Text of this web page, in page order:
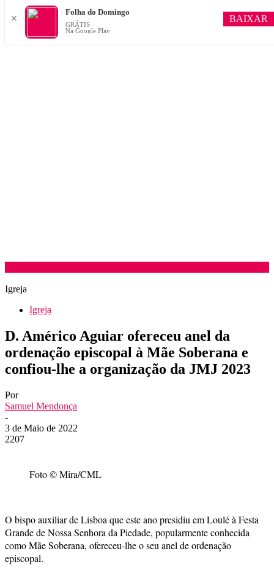
Igreja
Igreja
D. Américo Aguiar ofereceu anel da
ordenação episcopal à Mãe Soberana e
confiou-lhe a organização da JMJ 2023
Por
Samuel Mendonça
-
3 de Maio de 2022
2207
Foto © Mira/CML
O bispo auxiliar de Lisboa que este ano presidiu em Loulé à Festa
Grande de Nossa Senhora da Piedade, popularmente conhecida
como Mãe Soberana, ofereceu-lhe o seu anel de ordenação
episcopal.
✕
Folha do Domingo
GRÁTIS
Na Google Play
BAIXAR